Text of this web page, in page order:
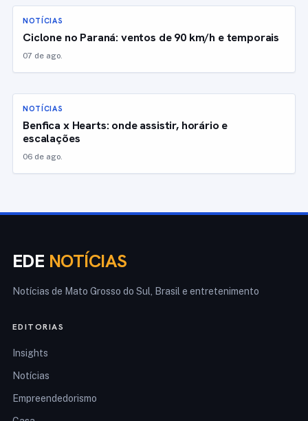
NOTÍCIAS
Ciclone no Paraná: ventos de 90 km/h e temporais
07 de ago.
NOTÍCIAS
Benfica x Hearts: onde assistir, horário e
escalações
06 de ago.
EDE NOTÍCIAS
Notícias de Mato Grosso do Sul, Brasil e entretenimento
EDITORIAS
Insights
Notícias
Empreendedorismo